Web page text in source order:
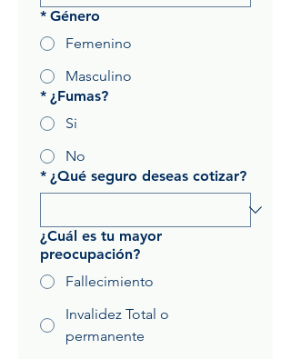
* Género
Femenino
Masculino
* ¿Fumas?
Si
No
* ¿Qué seguro deseas cotizar?
¿Cuál es tu mayor
preocupación?
Fallecimiento
Invalidez Total o
permanente